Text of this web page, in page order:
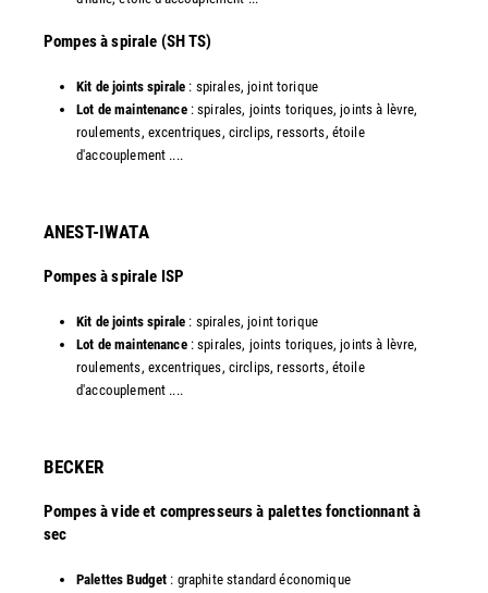
​Pompes à spirale (SH TS)
Kit de joints spirale : spirales, joint torique
Lot de maintenance: spirales, joints toriques, joints à lèvre,
roulements, excentriques, circlips, ressorts, étoile
d'accouplement ....​
ANEST-IWATA
Pompes à spirale ISP
Kit de joints spirale : spirales, joint torique
Lot de maintenance: spirales, joints toriques, joints à lèvre,
roulements, excentriques, circlips, ressorts, étoile
d'accouplement ....
​BECKER
Pompes à vide et compresseurs à palettes fonctionnant à
sec
Palettes Budget : graphite standard économique